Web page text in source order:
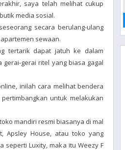
saya telah melihat cukup
media sosial.
secara berulang-ulang
sewaan.
tertarik dapat jatuh ke dalam
gerai ritel yang biasa gagal
inilah cara melihat bendera
untuk melakukan
mandiri resmi biasanya di mal
Apsley House, atau toko yang
seperti Luxity, maka itu Weezy F